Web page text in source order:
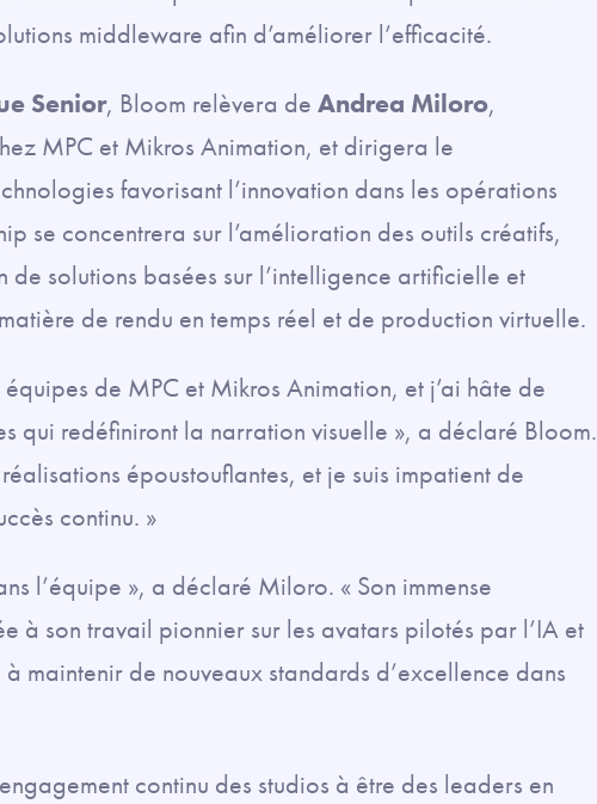
middleware afin d’améliorer l’efficacité.
Senior, Bloom relèvera de Andrea Miloro,
MPC et Mikros Animation, et dirigera le
favorisant l’innovation dans les opérations
se concentrera sur l’amélioration des outils créatifs,
solutions basées sur l’intelligence artificielle et
de rendu en temps réel et de production virtuelle.
de MPC et Mikros Animation, et j’ai hâte de
qui redéfiniront la narration visuelle », a déclaré Bloom.
époustouflantes, et je suis impatient de
continu. »
l’équipe », a déclaré Miloro. « Son immense
à son travail pionnier sur les avatars pilotés par l’IA et
maintenir de nouveaux standards d’excellence dans
continu des studios à être des leaders en